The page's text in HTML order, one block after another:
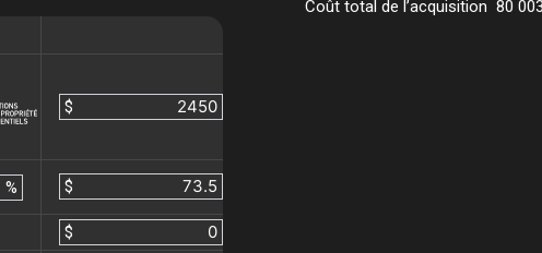
$
% $
$
Coût total de l’acquisition 80